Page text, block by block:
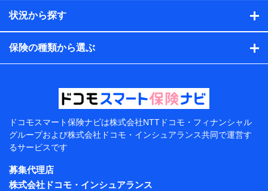
プが取得し、又は保有する保険契約に関する情報。例と
して、保険契約者及び被保険者の氏名、住所、生年月
日、性別、保険契約者と被保険者の関係、保険加入の目
的、保険商品の内容、保険料、保険料のお支払方法、車
のメーカーや走行距離などの情報、建物の構造や築年数
などの情報、ペットの種類や年齢などの情報などが含ま
提供当事者から受領当事者が個人データを取得する方法
電子的・電磁的方法等
【共同して利用する者の範囲】
当社
株式会社NTTドコモ・フィナンシャルグループ
【利用目的】
状況から探す
保険の種類から選ぶ
ドコモスマート保険ナビは株式会社NTTドコモ・フィナンシャル
グループおよび株式会社ドコモ・インシュアランス共同で運営す
るサービスです
募集代理店
株式会社ドコモ・インシュアランス